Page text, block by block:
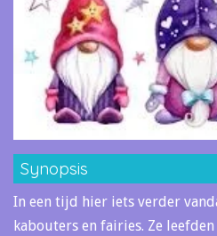
Synopsis
In een tijd hier iets verder
kabouters en fairies. Ze